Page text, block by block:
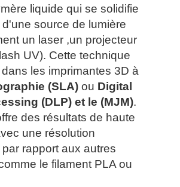
liquide qui se solidifie
source de lumière
un laser ,un projecteur
UV). Cette technique
les imprimantes 3D à
(SLA) ou Digital
(DLP) et le (MJM).
des résultats de haute
une résolution
rapport aux autres
le filament PLA ou